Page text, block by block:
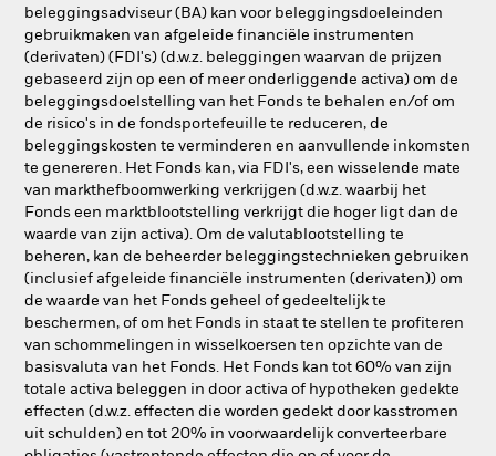
beleggingsadviseur (BA) kan voor beleggingsdoeleinden
gebruikmaken van afgeleide financiële instrumenten
(derivaten) (FDI's) (d.w.z. beleggingen waarvan de prijzen
gebaseerd zijn op een of meer onderliggende activa) om de
beleggingsdoelstelling van het Fonds te behalen en/of om
de risico's in de fondsportefeuille te reduceren, de
beleggingskosten te verminderen en aanvullende inkomsten
te genereren. Het Fonds kan, via FDI's, een wisselende mate
van markthefboomwerking verkrijgen (d.w.z. waarbij het
Fonds een marktblootstelling verkrijgt die hoger ligt dan de
waarde van zijn activa). Om de valutablootstelling te
beheren, kan de beheerder beleggingstechnieken gebruiken
(inclusief afgeleide financiële instrumenten (derivaten)) om
de waarde van het Fonds geheel of gedeeltelijk te
beschermen, of om het Fonds in staat te stellen te profiteren
van schommelingen in wisselkoersen ten opzichte van de
basisvaluta van het Fonds. Het Fonds kan tot 60% van zijn
totale activa beleggen in door activa of hypotheken gedekte
effecten (d.w.z. effecten die worden gedekt door kasstromen
uit schulden) en tot 20% in voorwaardelijk converteerbare